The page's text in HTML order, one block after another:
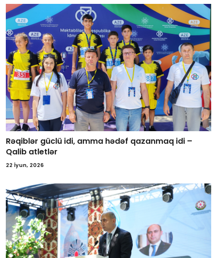
Rəqiblər güclü idi, amma hədəf qazanmaq idi –
Qalib atletlər
22 İyun, 2026